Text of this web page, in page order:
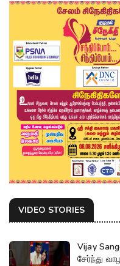
VIDEO STORIES
Vijay
சேர்ந்து